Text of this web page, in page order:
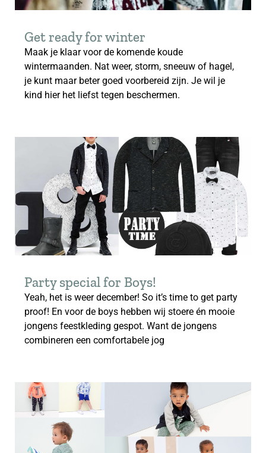
Get ready for winter
Maak je klaar voor de komende koude
wintermaanden. Nat weer, storm, sneeuw of hagel,
je kunt maar beter goed voorbereid zijn. Je wil je
kind hier het liefst tegen beschermen.
Party special for Boys!
Yeah, het is weer december! So it’s time to get party
proof! En voor de boys hebben wij stoere én mooie
jongens feestkleding gespot. Want de jongens
combineren een comfortabele jog